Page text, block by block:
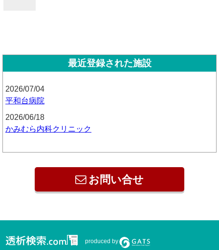
最近登録された施設
2026/07/04
平和台病院
2026/06/18
かみむら内科クリニック
お問い合せ
produced by